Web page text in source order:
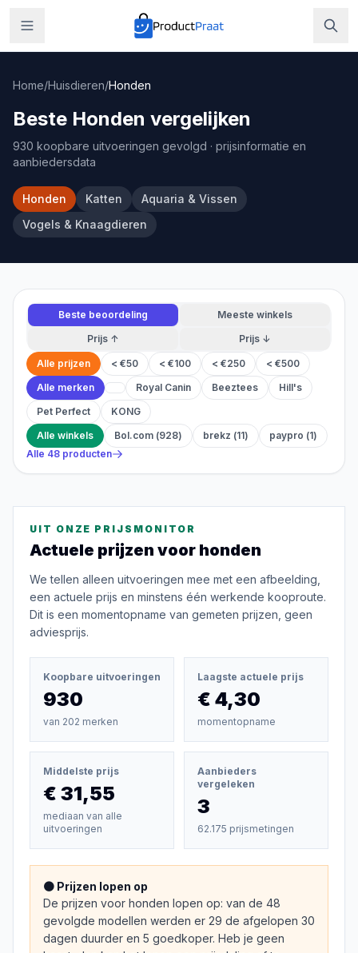
Home/Huisdieren/Honden
Beste Honden vergelijken
930 koopbare uitvoeringen gevolgd · prijsinformatie en
aanbiedersdata
Honden Katten
Aquaria & Vissen
Vogels & Knaagdieren
Beste beoordeling
Meeste winkels
Prijs ↑
Prijs ↓
Alle prijzen < €50 < €100 < €250
< €500
Alle merken
Royal Canin Beeztees
Hill's
Pet Perfect
KONG
Alle winkels
Bol.com (928) brekz (11) paypro (1)
Alle 48 producten
UIT ONZE PRIJSMONITOR
Actuele prijzen voor honden
We tellen alleen uitvoeringen mee met een afbeelding,
een actuele prijs en minstens één werkende kooproute.
Dit is een momentopname van gemeten prijzen, geen
adviesprijs.
Koopbare uitvoeringen
930
van 202 merken
Laagste actuele prijs
€ 4,30
momentopname
Middelste prijs
€ 31,55
mediaan van alle
uitvoeringen
Aanbieders
vergeleken
3
62.175 prijsmetingen
🟠 Prijzen lopen op
De prijzen voor honden lopen op: van de 48
gevolgde modellen werden er 29 de afgelopen 30
dagen duurder en 5 goedkoper. Heb je geen